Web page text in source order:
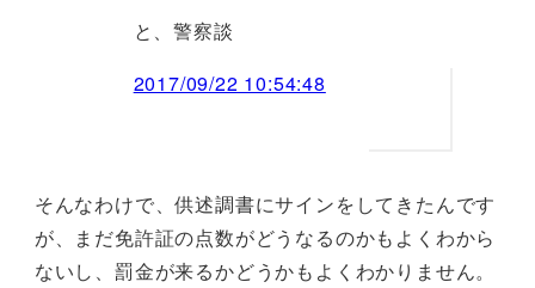
と、警察談
2017/09/22 10:54:48
そんなわけで、供述調書にサインをしてきたんです
が、まだ免許証の点数がどうなるのかもよくわから
ないし、罰金が来るかどうかもよくわかりません。